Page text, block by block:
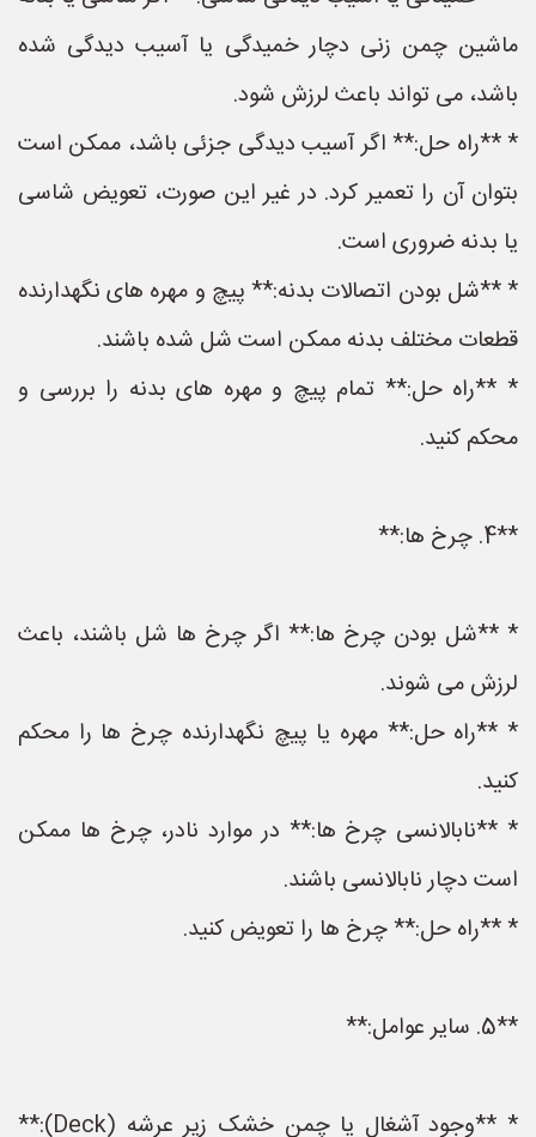
ماشین چمن زنی دچار خمیدگی یا آسیب دیدگی شده
باشد، می تواند باعث لرزش شود.
* **راه حل:** اگر آسیب دیدگی جزئی باشد، ممکن است
بتوان آن را تعمیر کرد. در غیر این صورت، تعویض شاسی
یا بدنه ضروری است.
* **شل بودن اتصالات بدنه:** پیچ و مهره های نگهدارنده
قطعات مختلف بدنه ممکن است شل شده باشند.
* **راه حل:** تمام پیچ و مهره های بدنه را بررسی و
محکم کنید.
**4. چرخ ها:**
* **شل بودن چرخ ها:** اگر چرخ ها شل باشند، باعث
لرزش می شوند.
* **راه حل:** مهره یا پیچ نگهدارنده چرخ ها را محکم
کنید.
* **نابالانسی چرخ ها:** در موارد نادر، چرخ ها ممکن
است دچار نابالانسی باشند.
* **راه حل:** چرخ ها را تعویض کنید.
**5. سایر عوامل:**
* **وجود آشغال یا چمن خشک زیر عرشه (Deck):**